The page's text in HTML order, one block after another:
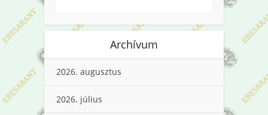
Archívum
2026. augusztus
2026. július